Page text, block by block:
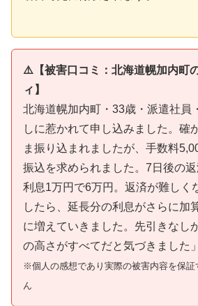
⚠️【被害口コミ：北海道幌加内町
ィ】
北海道幌加内町・33歳・派遣社員
しに惹かれて申し込みました。確
ま振り込まれましたが、手数料
振込を求められました。7日後の
利息1万円で6万円。返済が難しく
したら、延長分の利息がさらに加
に増えていきました。先引きなし
の高さがすべてだと気づきました」
※個人の感想であり実際の被害内容を保証
ん